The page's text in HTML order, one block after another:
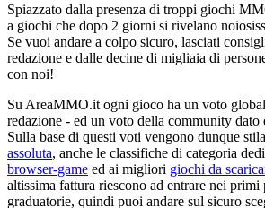
Spiazzato dalla presenza di troppi giochi
a giochi che dopo 2 giorni si rivelano
Se vuoi andare a colpo sicuro, lasciati
redazione e dalle decine di migliaia di
con noi!
Su AreaMMO.it ogni gioco ha un voto
redazione - ed un voto della community dato
Sulla base di questi voti vengono dunque
assoluta, anche le classifiche di categoria
browser-game ed ai migliori giochi da
altissima fattura riescono ad entrare nei primi
graduatorie, quindi puoi andare sul sicuro